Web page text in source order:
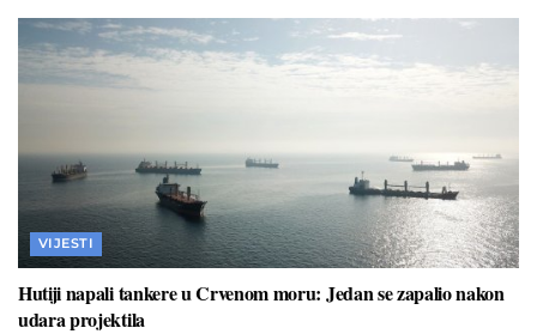
VIJESTI
Hutiji napali tankere u Crvenom moru: Jedan se zapalio nakon
udara projektila